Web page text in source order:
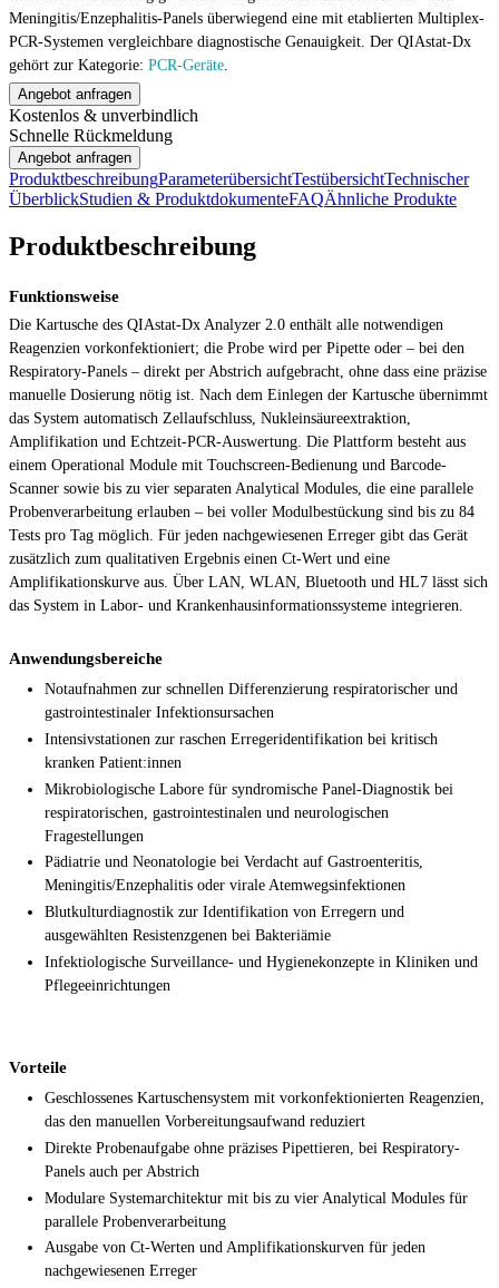
Meningitis/Enzephalitis-Panels überwiegend eine mit etablierten Multiplex-
PCR-Systemen vergleichbare diagnostische Genauigkeit. Der QIAstat-Dx
gehört zur Kategorie: PCR-Geräte
Angebot anfragen
Kostenlos & unverbindlich
Schnelle Rückmeldung
Angebot anfragen
ProduktbeschreibungParameterübersichtTestübersichtTechnischer
ÜberblickStudien & ProduktdokumenteFAQÄhnliche Produkte
Produktbeschreibung
Funktionsweise
Die Kartusche des QIAstat-Dx Analyzer 2.0 enthält alle notwendigen
Reagenzien vorkonfektioniert; die Probe wird per Pipette oder – bei den
Respiratory-Panels – direkt per Abstrich aufgebracht, ohne dass eine präzise
manuelle Dosierung nötig ist. Nach dem Einlegen der Kartusche übernimmt
das System automatisch Zellaufschluss, Nukleinsäureextraktion,
Amplifikation und Echtzeit-PCR-Auswertung. Die Plattform besteht aus
einem Operational Module mit Touchscreen-Bedienung und Barcode-
Scanner sowie bis zu vier separaten Analytical Modules, die eine parallele
Probenverarbeitung erlauben – bei voller Modulbestückung sind bis zu 84
Tests pro Tag möglich. Für jeden nachgewiesenen Erreger gibt das Gerät
zusätzlich zum qualitativen Ergebnis einen Ct-Wert und eine
Amplifikationskurve aus. Über LAN, WLAN, Bluetooth und HL7 lässt sich
das System in Labor- und Krankenhausinformationssysteme integrieren.
Anwendungsbereiche
Notaufnahmen zur schnellen Differenzierung respiratorischer und
gastrointestinaler Infektionsursachen
Intensivstationen zur raschen Erregeridentifikation bei kritisch
kranken Patient:innen
Mikrobiologische Labore für syndromische Panel-Diagnostik bei
respiratorischen, gastrointestinalen und neurologischen
Fragestellungen
Pädiatrie und Neonatologie bei Verdacht auf Gastroenteritis,
Meningitis/Enzephalitis oder virale Atemwegsinfektionen
Blutkulturdiagnostik zur Identifikation von Erregern und
ausgewählten Resistenzgenen bei Bakteriämie
Infektiologische Surveillance- und Hygienekonzepte in Kliniken und
Pflegeeinrichtungen
Vorteile
Geschlossenes Kartuschensystem mit vorkonfektionierten Reagenzien,
das den manuellen Vorbereitungsaufwand reduziert
Direkte Probenaufgabe ohne präzises Pipettieren, bei Respiratory-
Panels auch per Abstrich
Modulare Systemarchitektur mit bis zu vier Analytical Modules für
parallele Probenverarbeitung
Ausgabe von Ct-Werten und Amplifikationskurven für jeden
nachgewiesenen Erreger